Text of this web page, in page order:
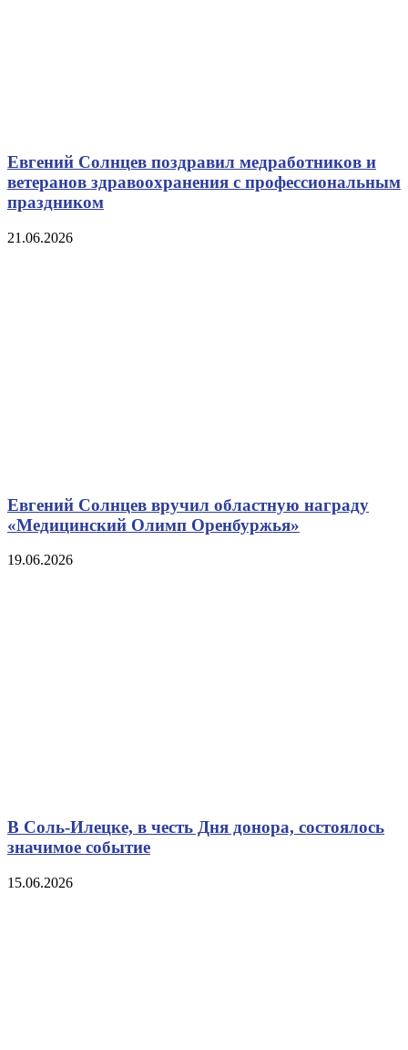
Евгений Солнцев поздравил медработников и
ветеранов здравоохранения с профессиональным
праздником
21.06.2026
Евгений Солнцев вручил областную награду
«Медицинский Олимп Оренбуржья»
19.06.2026
В Соль-Илецке, в честь Дня донора, состоялось
значимое событие
15.06.2026